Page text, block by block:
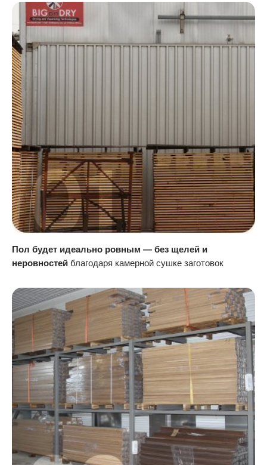
Пол будет идеально ровным — без щелей и
неровностей благодаря камерной сушке заготовок